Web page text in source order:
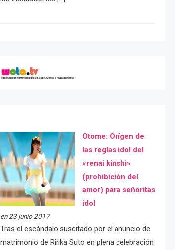
Otome: Orígen de
las reglas idol del
«renai kinshi»
(prohibición del
amor) para señoritas
idol
en 23 junio 2017
Tras el escándalo suscitado por el anuncio de
matrimonio de Ririka Suto en plena celebración